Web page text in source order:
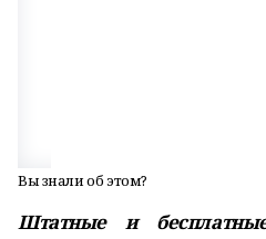
Вы знали об этом?
Штатные и